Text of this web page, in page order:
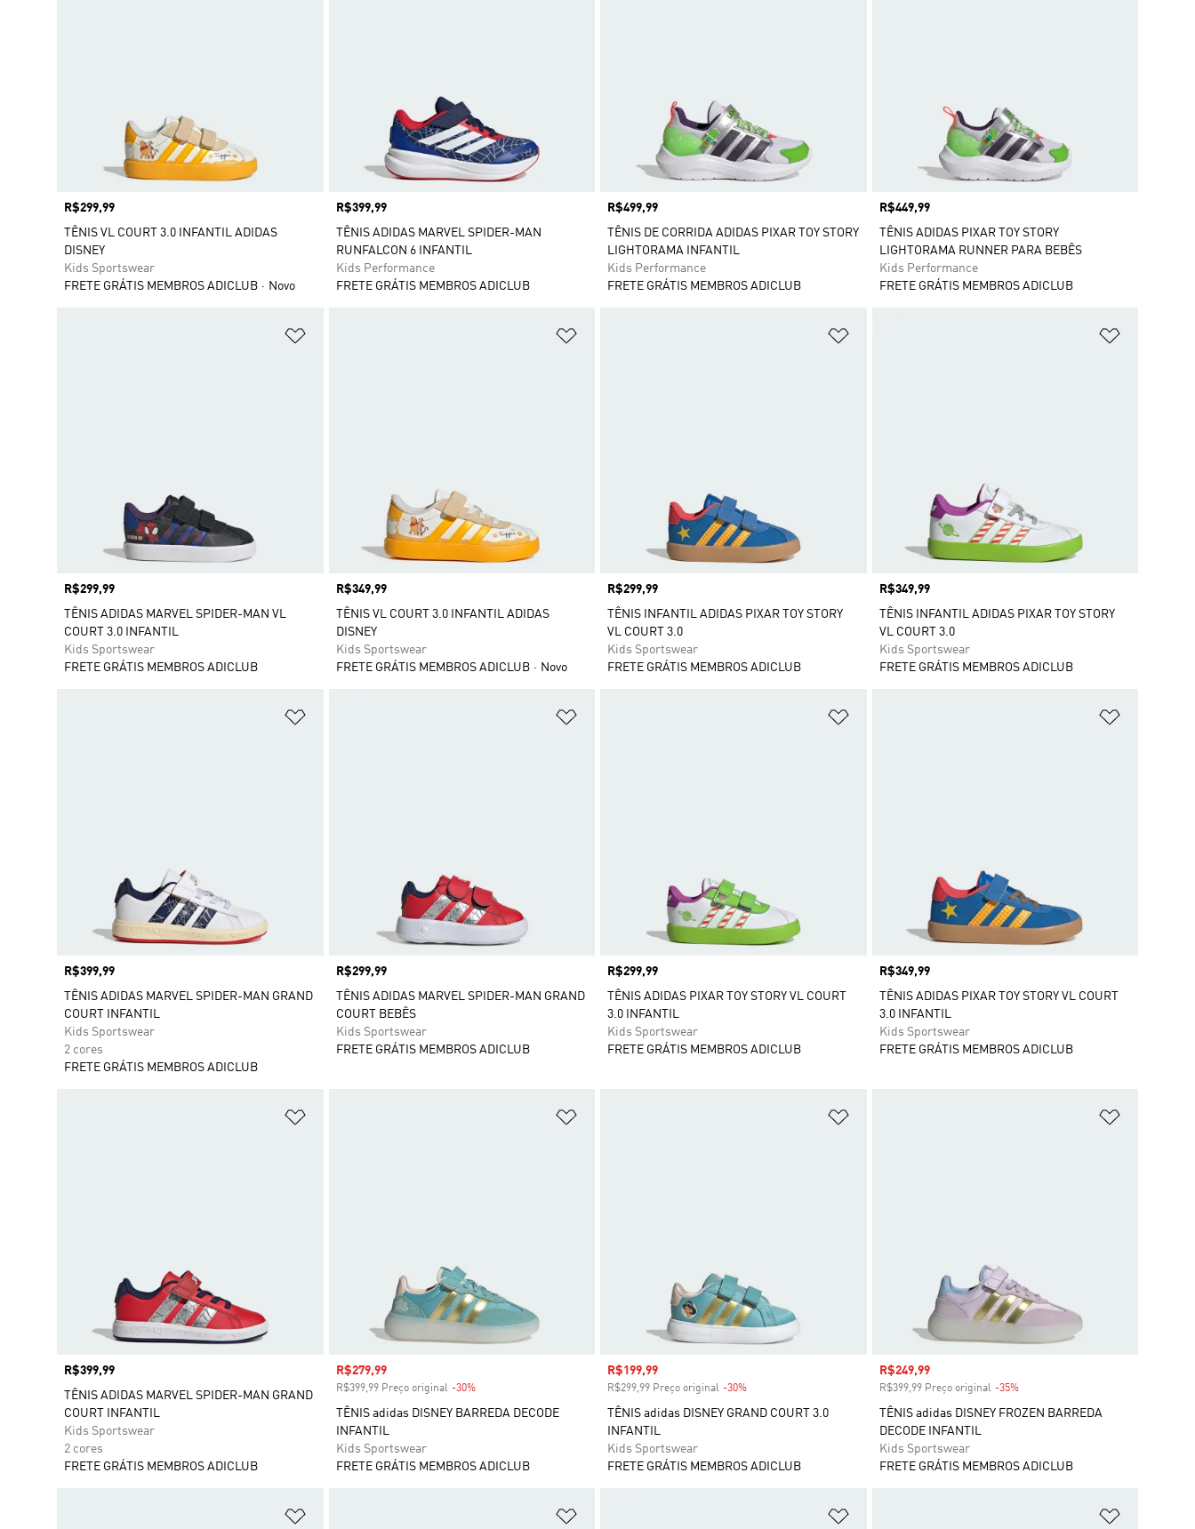
Preço
R$299,99
TÊNIS VL COURT 3.0 INFANTIL ADIDAS
DISNEY
Kids Sportswear
FRETE GRÁTIS MEMBROS ADICLUB
Novo
Preço
R$399,99
TÊNIS ADIDAS MARVEL SPIDER-MAN
RUNFALCON 6 INFANTIL
Kids Performance
FRETE GRÁTIS MEMBROS ADICLUB
Preço
R$499,99
TÊNIS DE CORRIDA ADIDAS PIXAR TOY STORY
LIGHTORAMA INFANTIL
Kids Performance
FRETE GRÁTIS MEMBROS ADICLUB
Preço
R$449,99
TÊNIS ADIDAS PIXAR TOY STORY
LIGHTORAMA RUNNER PARA BEBÊS
Kids Performance
FRETE GRÁTIS MEMBROS ADICLUB
Preço
R$299,99
TÊNIS ADIDAS MARVEL SPIDER-MAN VL
COURT 3.0 INFANTIL
Kids Sportswear
FRETE GRÁTIS MEMBROS ADICLUB
Preço
R$349,99
TÊNIS VL COURT 3.0 INFANTIL ADIDAS
DISNEY
Kids Sportswear
FRETE GRÁTIS MEMBROS ADICLUB
Novo
Preço
R$299,99
TÊNIS INFANTIL ADIDAS PIXAR TOY STORY
VL COURT 3.0
Kids Sportswear
FRETE GRÁTIS MEMBROS ADICLUB
Preço
R$349,99
TÊNIS INFANTIL ADIDAS PIXAR TOY STORY
VL COURT 3.0
Kids Sportswear
FRETE GRÁTIS MEMBROS ADICLUB
Preço
R$399,99
TÊNIS ADIDAS MARVEL SPIDER-MAN GRAND
COURT INFANTIL
Kids Sportswear
2 cores
FRETE GRÁTIS MEMBROS ADICLUB
Preço
R$299,99
TÊNIS ADIDAS MARVEL SPIDER-MAN GRAND
COURT BEBÊS
Kids Sportswear
FRETE GRÁTIS MEMBROS ADICLUB
Preço
R$299,99
TÊNIS ADIDAS PIXAR TOY STORY VL COURT
3.0 INFANTIL
Kids Sportswear
FRETE GRÁTIS MEMBROS ADICLUB
Preço
R$349,99
TÊNIS ADIDAS PIXAR TOY STORY VL COURT
3.0 INFANTIL
Kids Sportswear
FRETE GRÁTIS MEMBROS ADICLUB
Preço
R$399,99
TÊNIS ADIDAS MARVEL SPIDER-MAN GRAND
COURT INFANTIL
Kids Sportswear
2 cores
FRETE GRÁTIS MEMBROS ADICLUB
Preço com desconto
R$279,99
R$399,99 Preço original -30%Desconto
TÊNIS adidas DISNEY BARREDA DECODE
INFANTIL
Kids Sportswear
FRETE GRÁTIS MEMBROS ADICLUB
Preço com desconto
R$199,99
R$299,99 Preço original -30%
TÊNIS adidas DISNEY GRAND COURT 3.0
INFANTIL
Kids Sportswear
FRETE GRÁTIS MEMBROS ADICLUB
Preço com desconto
R$249,99
R$399,99 Preço original -35%Desconto
TÊNIS adidas DISNEY FROZEN BARREDA
DECODE INFANTIL
Kids Sportswear
FRETE GRÁTIS MEMBROS ADICLUB